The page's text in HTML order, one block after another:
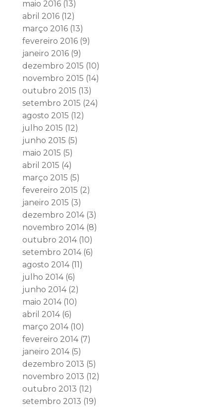
maio 2016(13)
abril 2016(12)
março 2016(13)
fevereiro 2016(9)
janeiro 2016(9)
dezembro 2015 (10)
novembro 2015 (14)
outubro 2015 (13)
setembro 2015 (24)
agosto 2015 (12)
julho 2015 (12)
junho 2015 (5)
maio 2015 (5)
abril 2015 (4)
março 2015 (5)
fevereiro 2015 (2)
janeiro 2015 (3)
dezembro 2014(3)
novembro 2014(8)
outubro 2014(10)
setembro 2014(6)
agosto 2014(11)
julho 2014(6)
junho 2014(2)
maio 2014(10)
abril 2014(6)
março 2014(10)
fevereiro 2014(7)
janeiro 2014(5)
dezembro 2013 (5)
novembro 2013 (12)
outubro 2013 (12)
setembro 2013 (19)